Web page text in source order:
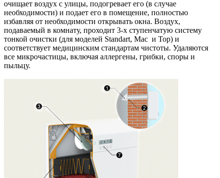
очищает воздух с улицы, подогревает его (в случае
необходимости) и подает его в помещение, полностью
избавляя от необходимости открывать окна. Воздух,
подаваемый в комнату, проходит 3-х ступенчатую систему
тонкой очистки (для моделей Standart, Mac и Top) и
соответствует медицинским стандартам чистоты. Удаляются
все микрочастицы, включая аллергены, грибки, споры и
пыльцу.